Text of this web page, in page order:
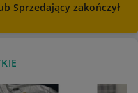
Sprzedający zakończył